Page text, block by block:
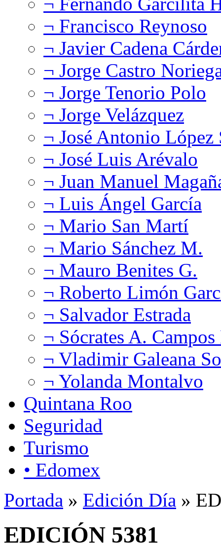
¬ Francisco Reynoso
¬ Javier Cadena
¬ Jorge Castro
¬ Jorge Tenorio Polo
¬ Jorge Velázquez
¬ José Antonio López
¬ José Luis Arévalo
¬ Juan Manuel
¬ Luis Ángel García
¬ Mario San Martí
¬ Mario Sánchez M.
¬ Mauro Benites G.
¬ Roberto Limón
¬ Salvador Estrada
¬ Sócrates A.
¬ Vladimir Galeana
¬ Yolanda Montalvo
Quintana Roo
Seguridad
Turismo
• Edomex
Portada » Edición Día »
EDICIÓN 5381